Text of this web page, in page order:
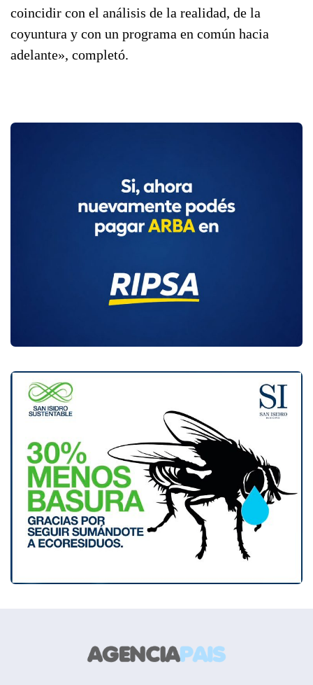
coincidir con el análisis de la realidad, de la
coyuntura y con un programa en común hacia
adelante», completó.